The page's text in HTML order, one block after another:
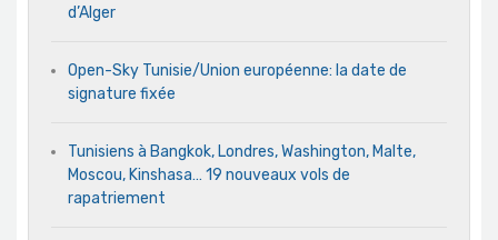
d’Alger
Open-Sky Tunisie/Union européenne: la date de
signature fixée
Tunisiens à Bangkok, Londres, Washington, Malte,
Moscou, Kinshasa… 19 nouveaux vols de
rapatriement